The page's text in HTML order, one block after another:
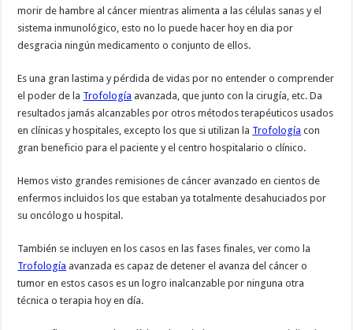
morir de hambre al cáncer mientras alimenta a las células sanas y el
sistema inmunológico, esto no lo puede hacer hoy en dia por
desgracia ningún medicamento o conjunto de ellos.
Es una gran lastima y pérdida de vidas por no entender o comprender
el poder de la Trofología avanzada, que junto con la cirugía, etc. Da
resultados jamás alcanzables por otros métodos terapéuticos usados
en clínicas y hospitales, excepto los que si utilizan la Trofología con
gran beneficio para el paciente y el centro hospitalario o clínico.
Hemos visto grandes remisiones de cáncer avanzado en cientos de
enfermos incluidos los que estaban ya totalmente desahuciados por
su oncólogo u hospital.
También se incluyen en los casos en las fases finales, ver como la
Trofología avanzada es capaz de detener el avanza del cáncer o
tumor en estos casos es un logro inalcanzable por ninguna otra
técnica o terapia hoy en día.